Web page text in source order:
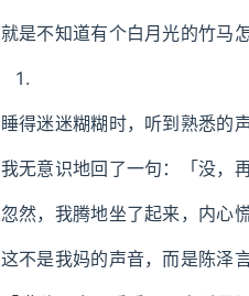
就是不知道有个白月光的竹马怎
睡得迷迷糊糊时，听到熟悉的
我无意识地回了一句：「没，再
忽然，我腾地坐了起来，内心
这不是我妈的声音，而是陈泽